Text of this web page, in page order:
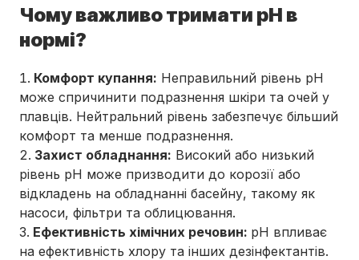
Чому важливо тримати pH в
нормі?
Комфорт купання: Неправильний рівень pH
може спричинити подразнення шкіри та очей у
плавців. Нейтральний рівень забезпечує більший
комфорт та менше подразнення.
Захист обладнання: Високий або низький
рівень pH може призводити до корозії або
відкладень на обладнанні басейну, такому як
насоси, фільтри та облицювання.
Ефективність хімічних речовин: pH впливає
на ефективність хлору та інших дезінфектантів.